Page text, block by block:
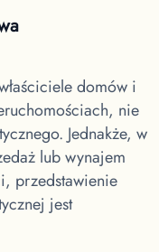
domów i
nie
Jednakże, w
lub wynajem
przedstawienie
jest